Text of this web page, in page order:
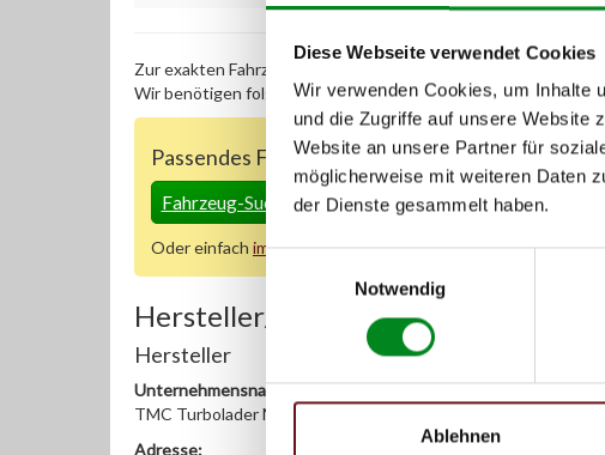
Diese Webseite verwendet Cookies
Wir verwenden Cookies, um Inhalte
und die Zugriffe auf unsere Website
Website an unsere Partner für
möglicherweise mit weiteren Daten
der Dienste gesammelt haben.
Einwilligungsauswahl
Notwendig
Ablehnen
Zur exakten Fahrzeug-Identifizierung können Sie auch
Wir benötigen folgende Fahrzeugdaten:Schlüsselnummerzu 2
Passendes Fahrzeug nicht dabei?
Fahrzeug-Suche für AT-Servopumpen»
Oder einfach im Chatnachfragen.
Hersteller/EU Verantwortliche
Hersteller
Unternehmensname:
TMC Turbolader Manufaktur Coesfeld
Adresse: